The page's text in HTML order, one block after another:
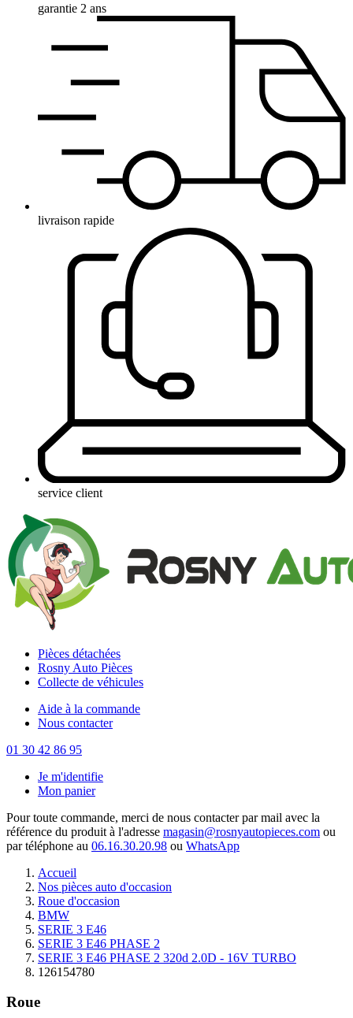
garantie 2 ans
livraison rapide
service client
Pièces détachées
Rosny Auto Pièces
Collecte de véhicules
Aide à la commande
Nous contacter
01 30 42 86 95
Je m'identifie
Mon panier
Pour toute commande, merci de nous contacter par mail avec la
référence du produit à l'adresse magasin@rosnyautopieces.com ou
par téléphone au 06.16.30.20.98 ou WhatsApp
Accueil
Nos pièces auto d'occasion
Roue d'occasion
BMW
SERIE 3 E46
SERIE 3 E46 PHASE 2
SERIE 3 E46 PHASE 2 320d 2.0D - 16V TURBO
126154780
Roue